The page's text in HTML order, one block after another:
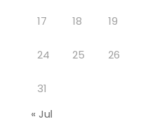
17 18 19
24 25 26
31
« Jul